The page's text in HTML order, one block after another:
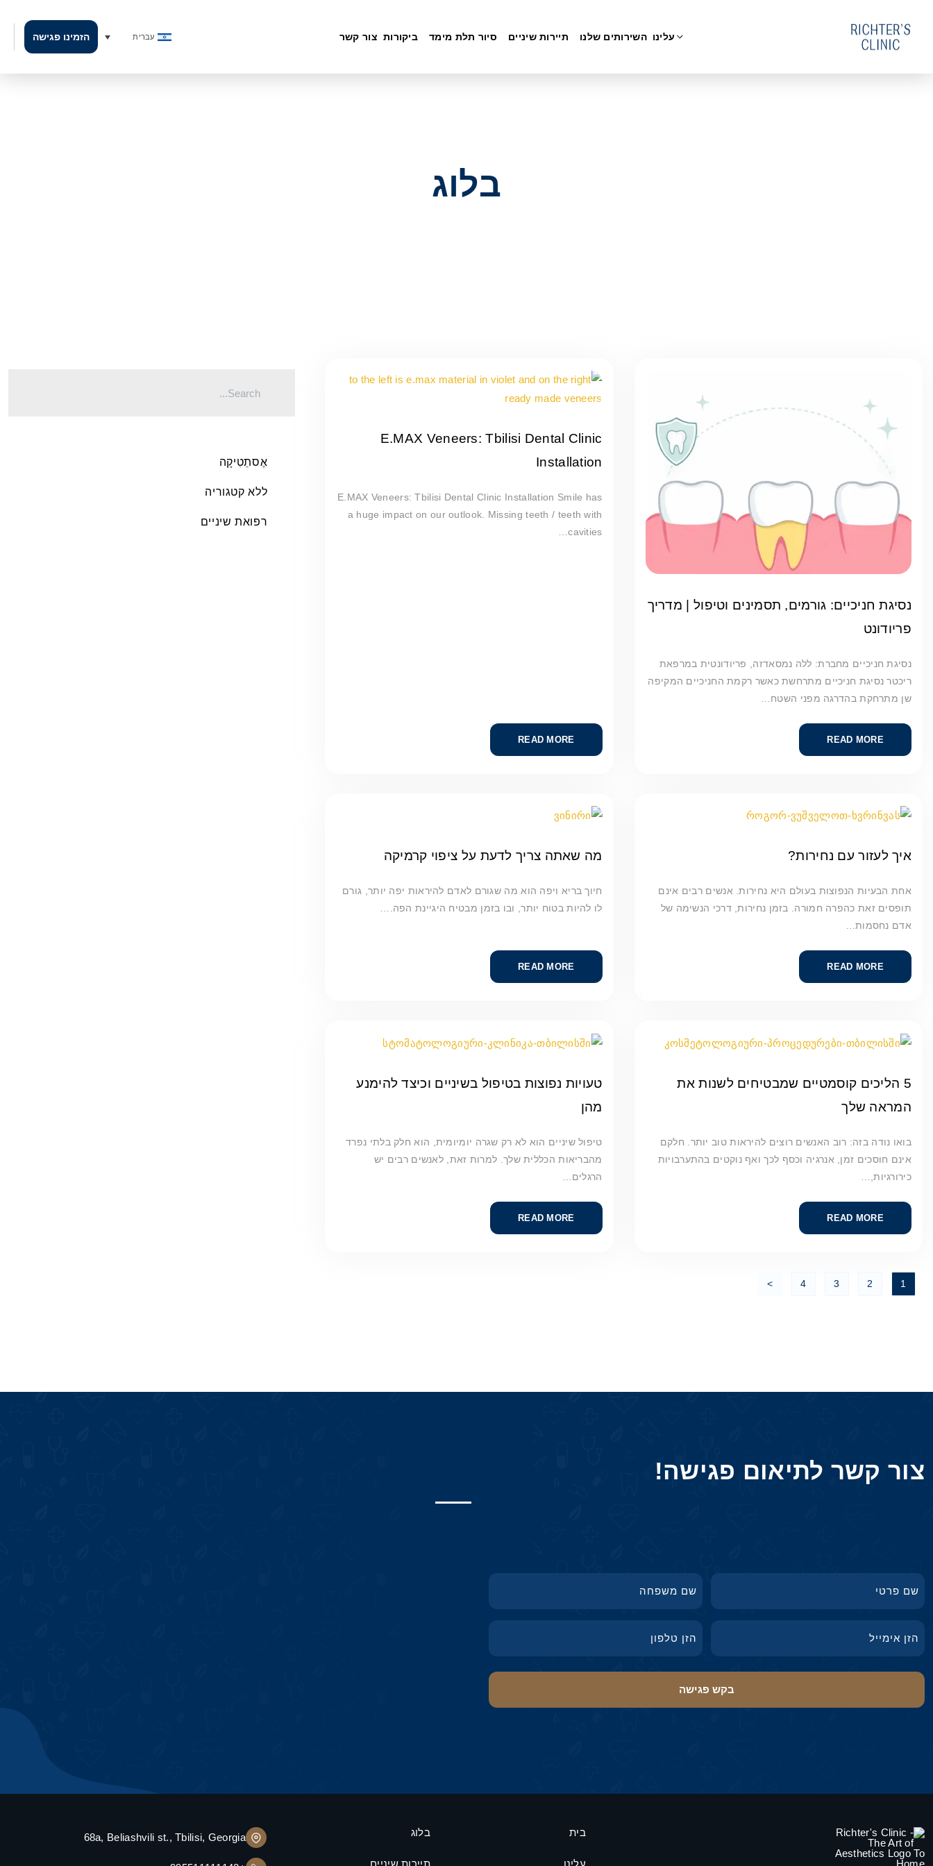
עלינו השירותים שלנו תיירות שיניים סיור תלת מימד ביקורות צור קשר עברית הזמינו פגישה
בלוג
נסיגת חניכיים: גורמים, תסמינים וטיפול | מדריך
פריודונט
נסיגת חניכיים מחברת: ללה נמסאדזה, פריודונטית במרפאת
ריכטר נסיגת חניכיים מתרחשת כאשר רקמת החניכיים המקיפה
שן מתרחקת בהדרגה מפני השטח…
READ MORE
E.MAX Veneers: Tbilisi Dental Clinic
Installation
E.MAX Veneers: Tbilisi Dental Clinic Installation Smile has
a huge impact on our outlook. Missing teeth / teeth with
cavities…
READ MORE
איך לעזור עם נחירות?
אחת הבעיות הנפוצות בעולם היא נחירות. אנשים רבים אינם
תופסים זאת כהפרה חמורה. בזמן נחירות, דרכי הנשימה של
אדם נחסמות…
READ MORE
מה שאתה צריך לדעת על ציפוי קרמיקה
חיוך בריא ויפה הוא מה שגורם לאדם להיראות יפה יותר, גורם
לו להיות בטוח יותר, ובו בזמן מבטיח היגיינת הפה.…
READ MORE
5 הליכים קוסמטיים שמבטיחים לשנות את
המראה שלך
בואו נודה בזה: רוב האנשים רוצים להיראות טוב יותר. חלקם
אינם חוסכים זמן, אנרגיה וכסף לכך ואף נוקטים בהתערבויות
כירורגיות,…
READ MORE
טעויות נפוצות בטיפול בשיניים וכיצד להימנע
מהן
טיפול שיניים הוא לא רק שגרה יומיומית, הוא חלק בלתי נפרד
מהבריאות הכללית שלך. למרות זאת, לאנשים רבים יש
הרגלים…
READ MORE
1
2
3
4
>
אֶסתֵטִיקָה
ללא קטגוריה
רפואת שיניים
צור קשר לתיאום פגישה!
בית
עלינו
בלוג
תיירות שיניים
68a, Beliashvili st., Tbilisi, Georgia